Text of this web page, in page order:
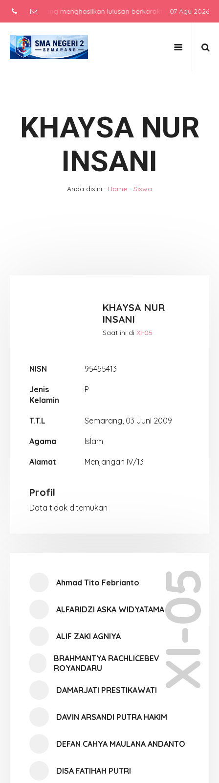
yang menghasilkan lulusan berkarakter, berprestasi,
07 Agu 2026
KHAYSA NUR
INSANI
Anda disini : Home - Siswa
KHAYSA NUR
INSANI
Saat ini di XI-05
NISN 95455413
Jenis
Kelamin
P
T.T.L Semarang, 03 Juni 2009
Agama Islam
Alamat Menjangan IV/13
Profil
Data tidak ditemukan
XI-05
Ahmad Tito Febrianto
ALFARIDZI ASKA WIDYATAMA
ALIF ZAKI AGNIYA
BRAHMANTYA RACHLICEBEV
ROYANDARU
DAMARJATI PRESTIKAWATI
DAVIN ARSANDI PUTRA HAKIM
DEFAN CAHYA MAULANA ANDANTO
DISA FATIHAH PUTRI